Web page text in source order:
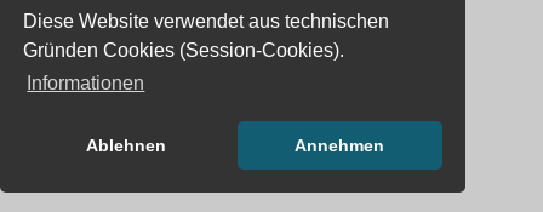
Diese Website verwendet aus technischen
Gründen Cookies (Session-Cookies).
Informationen
Ablehnen Annehmen